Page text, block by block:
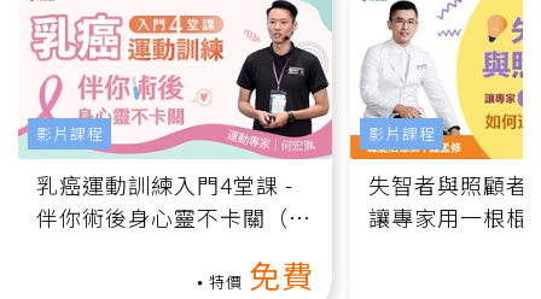
乳癌運動訓練入門4堂課 -
伴你術後身心靈不卡關（線
特價 免費
影片課程
失智者與照顧者
讓專家用一根棍
影片課程